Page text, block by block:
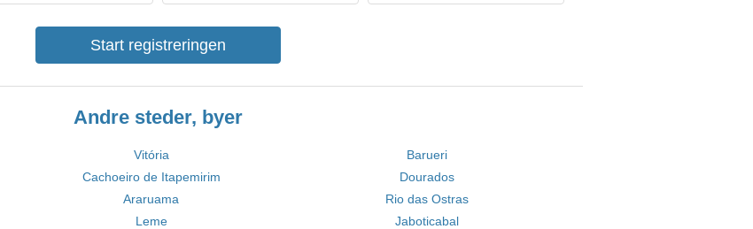
Start registreringen
Andre steder, byer
Vitória
Barueri
Cachoeiro de Itapemirim
Dourados
Araruama
Rio das Ostras
Leme Jaboticabal